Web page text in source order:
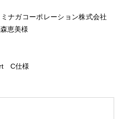
ミナガコーポレーション株式会社
恵美様
C仕様